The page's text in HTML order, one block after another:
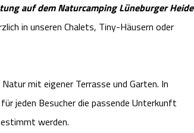
auf dem Naturcamping Lüneburger Heide
in unseren Chalets, Tiny-Häusern oder
mit eigener Terrasse und Garten. In
jeden Besucher die passende Unterkunft
werden.